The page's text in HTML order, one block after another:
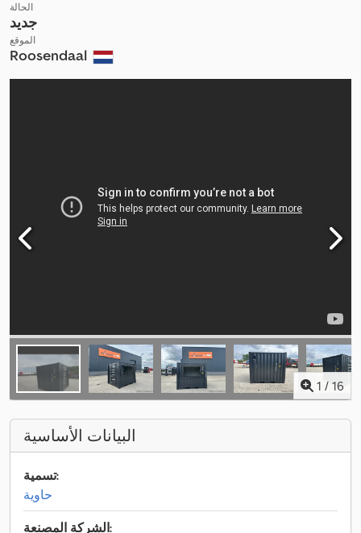
الحالة
جديد
الموقع
Roosendaal
1 / 16
البيانات الأساسية
تسمية:
حاوية
الشركة المصنعة: